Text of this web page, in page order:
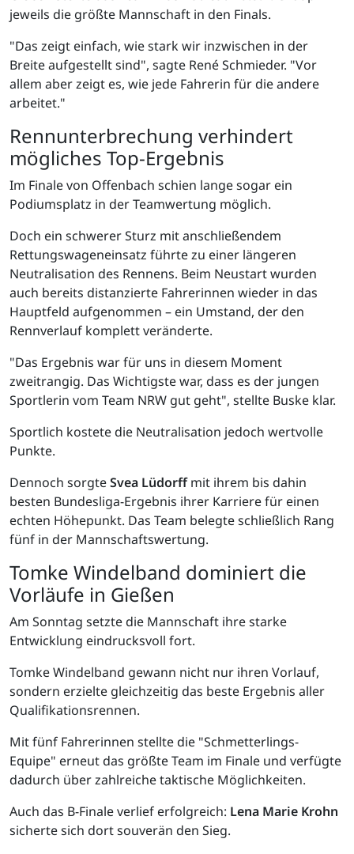
jeweils die größte Mannschaft in den Finals.
"Das zeigt einfach, wie stark wir inzwischen in der
Breite aufgestellt sind", sagte René Schmieder. "Vor
allem aber zeigt es, wie jede Fahrerin für die andere
arbeitet."
Rennunterbrechung verhindert
mögliches Top-Ergebnis
Im Finale von Offenbach schien lange sogar ein
Podiumsplatz in der Teamwertung möglich.
Doch ein schwerer Sturz mit anschließendem
Rettungswageneinsatz führte zu einer längeren
Neutralisation des Rennens. Beim Neustart wurden
auch bereits distanzierte Fahrerinnen wieder in das
Hauptfeld aufgenommen – ein Umstand, der den
Rennverlauf komplett veränderte.
"Das Ergebnis war für uns in diesem Moment
zweitrangig. Das Wichtigste war, dass es der jungen
Sportlerin vom Team NRW gut geht", stellte Buske klar.
Sportlich kostete die Neutralisation jedoch wertvolle
Punkte.
Dennoch sorgteSvea Lüdorffmit ihrem bis dahin
besten Bundesliga-Ergebnis ihrer Karriere für einen
echten Höhepunkt. Das Team belegte schließlich Rang
fünf in der Mannschaftswertung.
Tomke Windelband dominiert die
Vorläufe in Gießen
Am Sonntag setzte die Mannschaft ihre starke
Entwicklung eindrucksvoll fort.
Tomke Windelband gewann nicht nur ihren Vorlauf,
sondern erzielte gleichzeitig das beste Ergebnis aller
Qualifikationsrennen.
Mit fünf Fahrerinnen stellte die "Schmetterlings-
Equipe" erneut das größte Team im Finale und verfügte
dadurch über zahlreiche taktische Möglichkeiten.
Auch das B-Finale verlief erfolgreich: Lena Marie Krohn
sicherte sich dort souverän den Sieg.